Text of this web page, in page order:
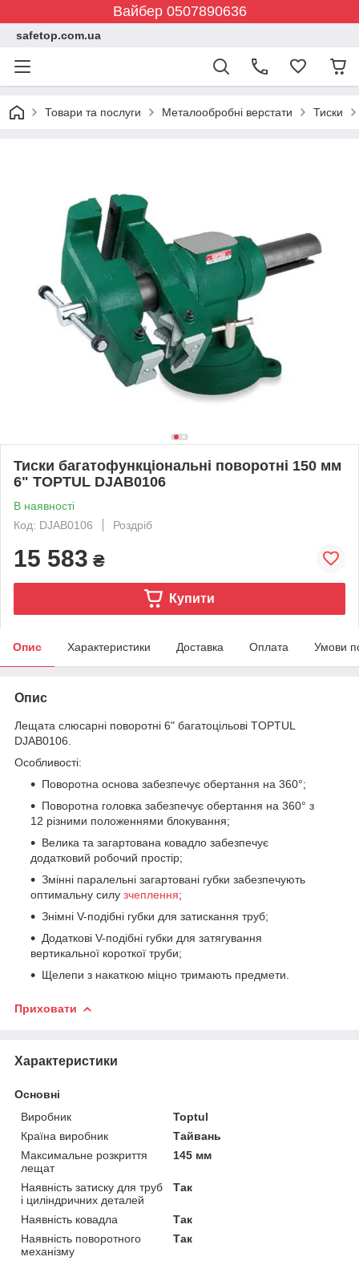
Вайбер 0507890636
safetop.com.ua
Товари та послуги Металообробні верстати Тиски
Тиски багатофункціональні поворотні 150 мм
6" TOPTUL DJAB0106
В наявності
Код: DJAB0106
Роздріб
15 583 ₴
Купити
Опис Характеристики Доставка Оплата Умови
Опис
Лещата слюсарні поворотні 6" багатоцільові TOPTUL
DJAB0106.
Особливості:
Поворотна основа забезпечує обертання на 360°;
Поворотна головка забезпечує обертання на 360° з
12 різними положеннями блокування;
Велика та загартована ковадло забезпечує
додатковий робочий простір;
Змінні паралельні загартовані губки забезпечують
оптимальну силу зчеплення;
Знімні V-подібні губки для затискання труб;
Додаткові V-подібні губки для затягування
вертикальної короткої труби;
Щелепи з накаткою міцно тримають предмети.
Приховати
Характеристики
Основні
Виробник
Toptul
Країна виробник
Тайвань
Максимальне розкриття
лещат
145 мм
Наявність затиску для труб
і циліндричних деталей
Так
Наявність ковадла
Так
Наявність поворотного
механізму
Так